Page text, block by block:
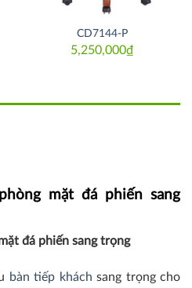
CD7144-P
5,250,000₫
mặt đá phiến sang
đá phiến sang trọng
bàn tiếp khách sang trọng cho